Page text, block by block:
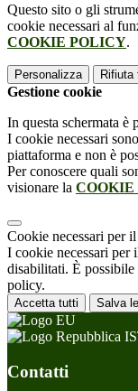
Questo sito o gli
cookie necessari al
COOKIE POLICY.
Personalizza Rifiuta
Gestione cookie
In questa schermata è
I cookie necessari
piattaforma e non è
Per conoscere quali
visionare la
Cookie necessari per
I cookie necessari per
disabilitati. È
policy.
Accetta tutti Salva
Contatti